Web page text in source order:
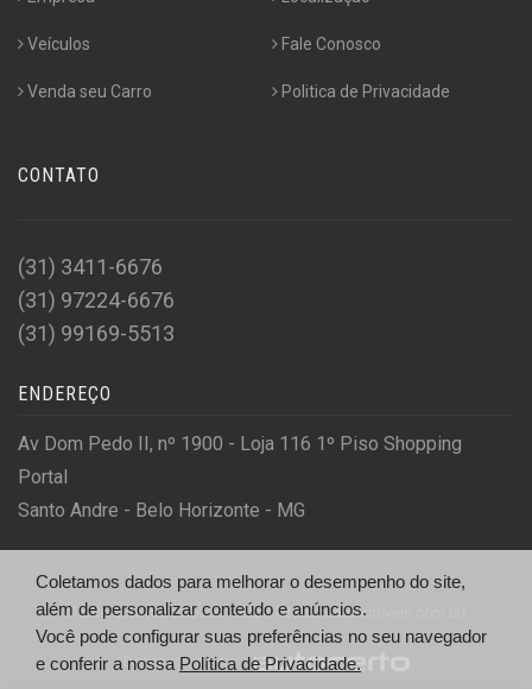
Veículos
Venda seu Carro
Fale Conosco
Politica de Privacidade
CONTATO
(31) 3411-6676
(31) 97224-6676
(31) 99169-5513
ENDEREÇO
Av Dom Pedo II, nº 1900 - Loja 116 1º Piso Shopping
Portal
Santo Andre - Belo Horizonte - MG
© Liderauto Automoveis - http://liderautoautomoveis.com.br/
Desenvolvido por
Coletamos dados para melhorar o desempenho do site,
além de personalizar conteúdo e anúncios.
Você pode configurar suas preferências no seu navegador
e conferir a nossa Política de Privacidade.